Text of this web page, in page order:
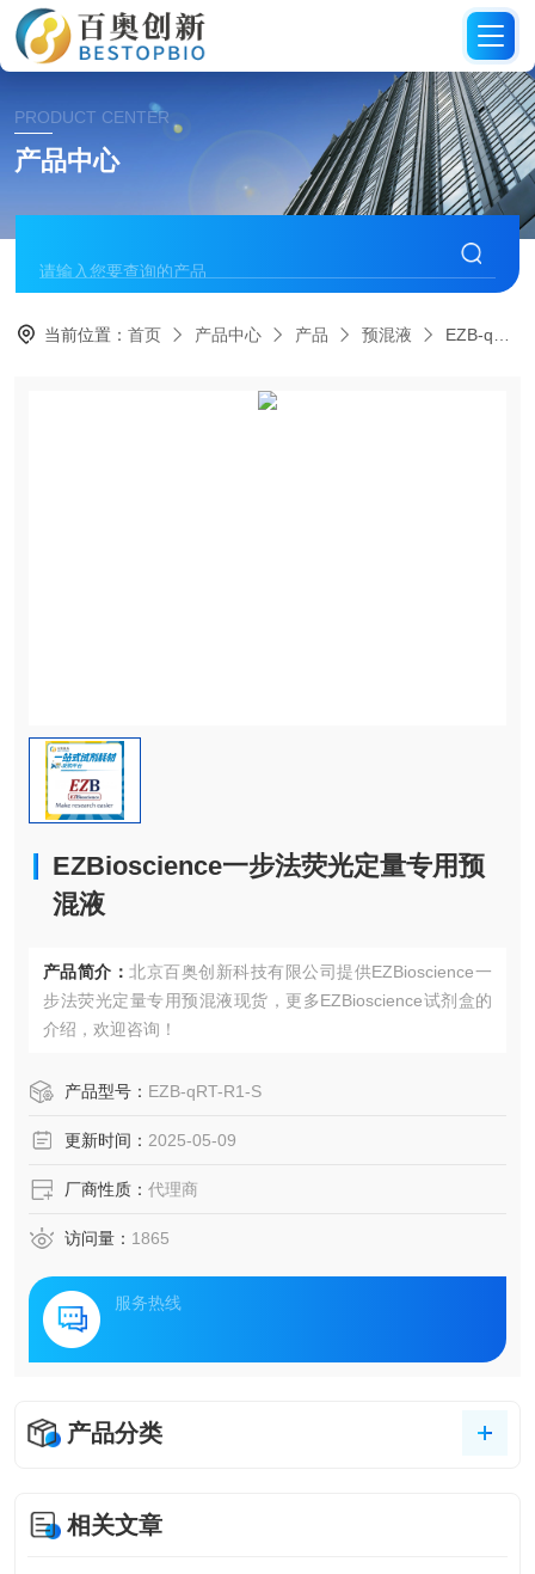
PRODUCT CENTER
产品中心
当前位置：首页 产品中心 产品 预混液 EZB-qRT-R1-SEZBioscience一步法荧光定量专用预混液
EZBioscience一步法荧光定量专用预
混液
产品简介： 北京百奥创新科技有限公司提供EZBioscience一
步法荧光定量专用预混液现货，更多EZBioscience试剂盒的
介绍，欢迎咨询！
产品型号： EZB-qRT-R1-S
更新时间： 2025-05-09
厂商性质： 代理商
访问量： 1865
服务热线
产品分类
相关文章